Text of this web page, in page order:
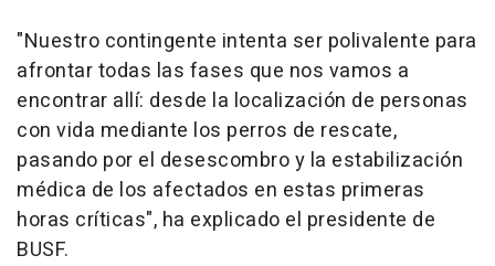
"Nuestro contingente intenta ser polivalente para
afrontar todas las fases que nos vamos a
encontrar allí: desde la localización de personas
con vida mediante los perros de rescate,
pasando por el desescombro y la estabilización
médica de los afectados en estas primeras
horas críticas", ha explicado el presidente de
BUSF.